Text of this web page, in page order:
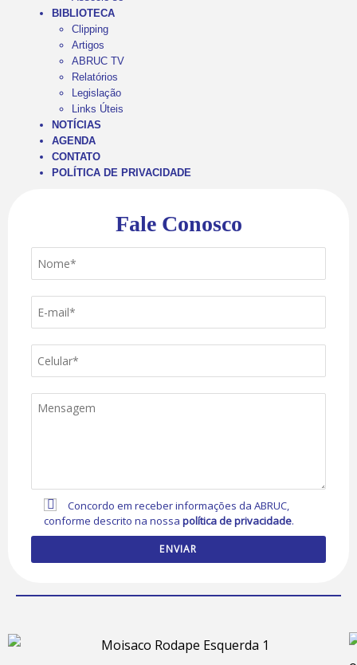
BIBLIOTECA
Clipping
Artigos
ABRUC TV
Relatórios
Legislação
Links Úteis
NOTÍCIAS
AGENDA
CONTATO
POLÍTICA DE PRIVACIDADE
Fale Conosco
Concordo em receber informações da ABRUC,
conforme descrito na nossapolítica de privacidade.